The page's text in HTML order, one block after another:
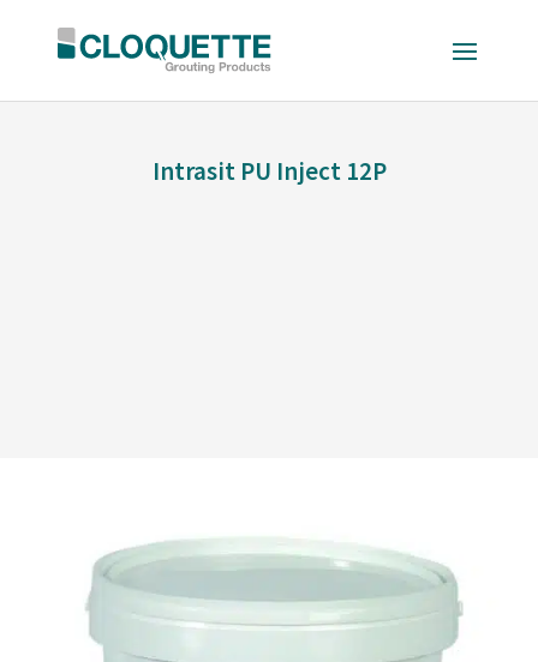
Intrasit PU Inject 12P